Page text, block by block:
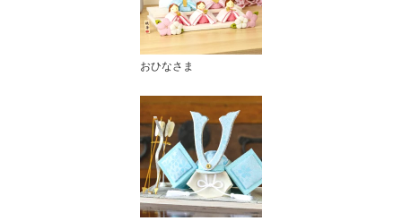
おひなさま